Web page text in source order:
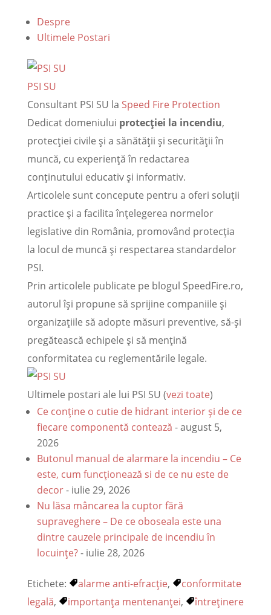
Despre
Ultimele Postari
PSI SU
Consultant PSI SU la Speed Fire Protection
Dedicat domeniului protecției la incendiu,
protecției civile și a sănătății și securității în
muncă, cu experiență în redactarea
conținutului educativ și informativ.
Articolele sunt concepute pentru a oferi soluții
practice și a facilita înțelegerea normelor
legislative din România, promovând protecția
la locul de muncă și respectarea standardelor
PSI.
Prin articolele publicate pe blogul SpeedFire.ro,
autorul își propune să sprijine companiile și
organizațiile să adopte măsuri preventive, să-și
pregătească echipele și să mențină
conformitatea cu reglementările legale.
Ultimele postari ale lui PSI SU (vezi toate)
Ce conține o cutie de hidrant interior și de ce
fiecare componentă contează - august 5,
2026
Butonul manual de alarmare la incendiu – Ce
este, cum funcționează si de ce nu este de
decor- iulie 29, 2026
Nu lăsa mâncarea la cuptor fără
supraveghere – De ce oboseala este una
dintre cauzele principale de incendiu în
locuințe?- iulie 28, 2026
Etichete: alarme anti-efracție,
conformitate
legală, importanța mentenanței,
întreținere